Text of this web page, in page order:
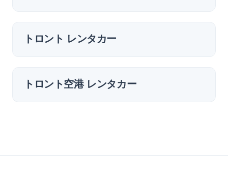
トロント レンタカー
トロント空港 レンタカー